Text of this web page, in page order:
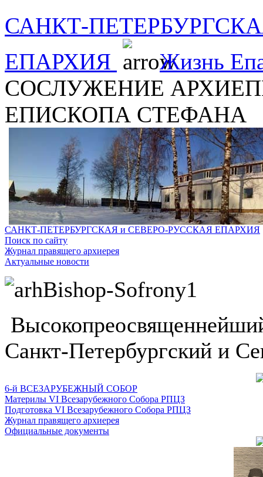
САНКТ-
ЕПАРХИЯ
Жизнь
СОСЛУЖЕНИЕ
ЕПИСКОПА СТЕФАНА
САНКТ-ПЕТЕРБУРГСКАЯ и СЕВЕРО-РУССКАЯ ЕПАРХИЯ
Поиск по сайту
Журнал правящего архиерея
Актуальные новости
Санкт-Петербургский и
6-й ВСЕЗАРУБЕЖНЫЙ СОБОР
Материлы VI Всезарубежного Собора РПЦЗ
Подготовка VI Всезарубежного Собора РПЦЗ
Журнал правящего архиерея
Официальные документы